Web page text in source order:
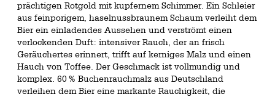
prächtigen Rotgold mit kupfernem Schimmer. Ein Schleier
aus feinporigem, haselnussbraunem Schaum verleiht dem
Bier ein einladendes Aussehen und verströmt einen
verlockenden Duft: intensiver Rauch, der an frisch
Geräuchertes erinnert, trifft auf kerniges Malz und einen
Hauch von Toffee. Der Geschmack ist vollmundig und
komplex. 60 % Buchenrauchmalz aus Deutschland
verleihen dem Bier eine markante Rauchigkeit, die